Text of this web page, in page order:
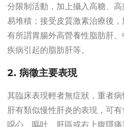
分限制活動，加上攝入高糖、
易堆積；接受皮質激素治療後
有所謂胃腸外高營養性脂肪肝
疾病引起的脂肪肝等。
2. 病徵主要表現
其臨床表現輕者無症狀，重者
肝有類似慢性肝炎的表現，可有
噁心、嘔吐、肝區或右上腹隱痛